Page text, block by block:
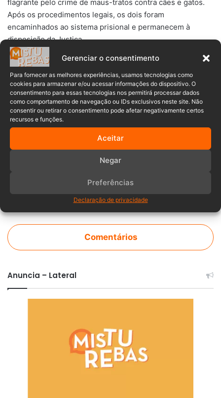
Gerenciar o consentimento
Para fornecer as melhores experiências, usamos tecnologias como
cookies para armazenar e/ou acessar informações do dispositivo. O
consentimento para essas tecnologias nos permitirá processar dados
como comportamento de navegação ou IDs exclusivos neste site. Não
consentir ou retirar o consentimento pode afetar negativamente certos
recursos e funções.
Aceitar
Negar
Preferências
Declaração de privacidade
flagrante pelo crime de maus-tratos contra cães e gatos.
Após os procedimentos legais, os dois foram
encaminhados ao sistema prisional e permanecem à
disposição da Justiça.
animais Blumenau casal
Condições precárias
preso
Comentários
Anuncia – Lateral